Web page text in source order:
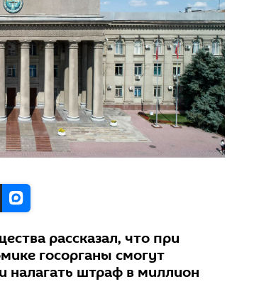
рассказал, что при
госорганы смогут
налагать штраф в миллион